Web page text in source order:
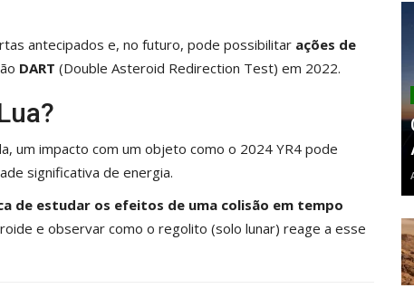
antecipados e, no futuro, pode possibilitar ações de
DART (Double Asteroid Redirection Test) em 2022.
um impacto com um objeto como o 2024 YR4 pode
significativa de energia.
de estudar os efeitos de uma colisão em tempo
e observar como o regolito (solo lunar) reage a esse